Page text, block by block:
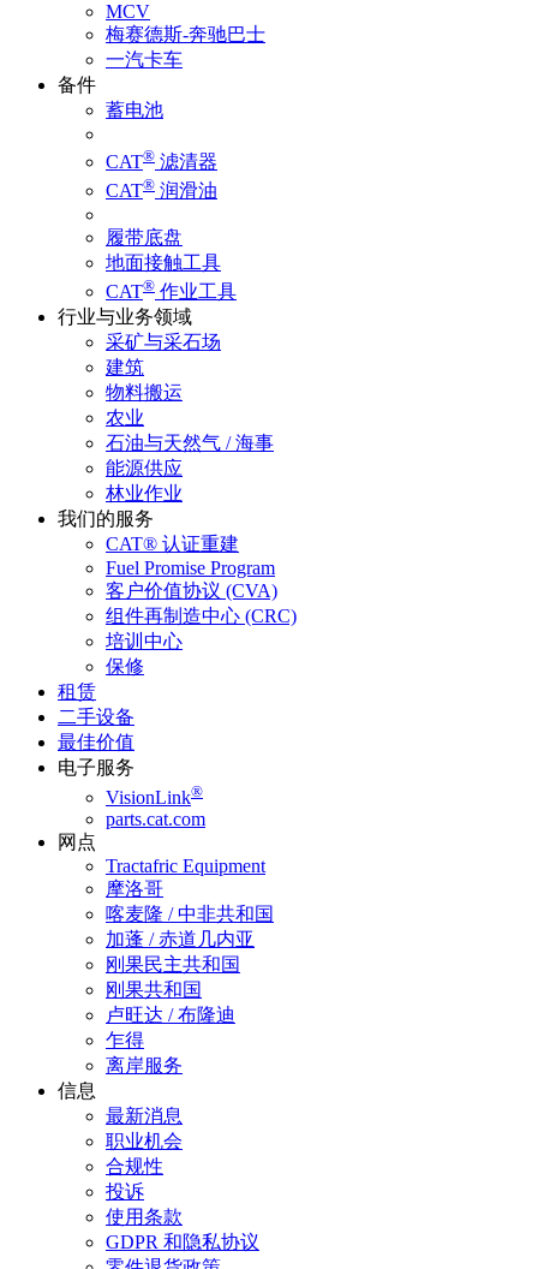
MCV
梅赛德斯-奔驰巴士
一汽卡车
备件
蓄电池
CAT® 滤清器
CAT® 润滑油
履带底盘
地面接触工具
CAT® 作业工具
行业与业务领域
采矿与采石场
建筑
物料搬运
农业
石油与天然气 / 海事
能源供应
林业作业
我们的服务
CAT® 认证重建
Fuel Promise Program
客户价值协议 (CVA)
组件再制造中心 (CRC)
培训中心
保修
租赁
二手设备
最佳价值
电子服务
VisionLink®
parts.cat.com
网点
Tractafric Equipment
摩洛哥
喀麦隆 / 中非共和国
加蓬 / 赤道几内亚
刚果民主共和国
刚果共和国
卢旺达 / 布隆迪
乍得
离岸服务
信息
最新消息
职业机会
合规性
投诉
使用条款
GDPR 和隐私协议